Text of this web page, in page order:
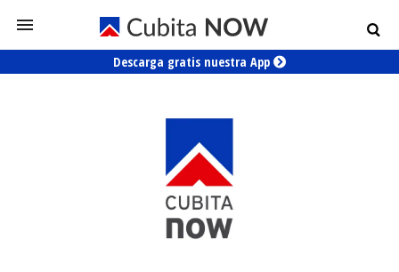
Descarga gratis nuestra App